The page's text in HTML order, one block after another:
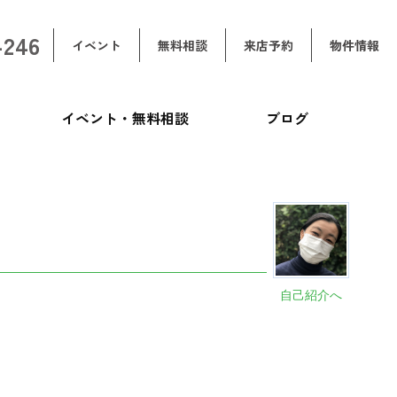
イベント 無料相談 来店予約 物件情報
イベント・無料相談 ブログ
自己紹介へ